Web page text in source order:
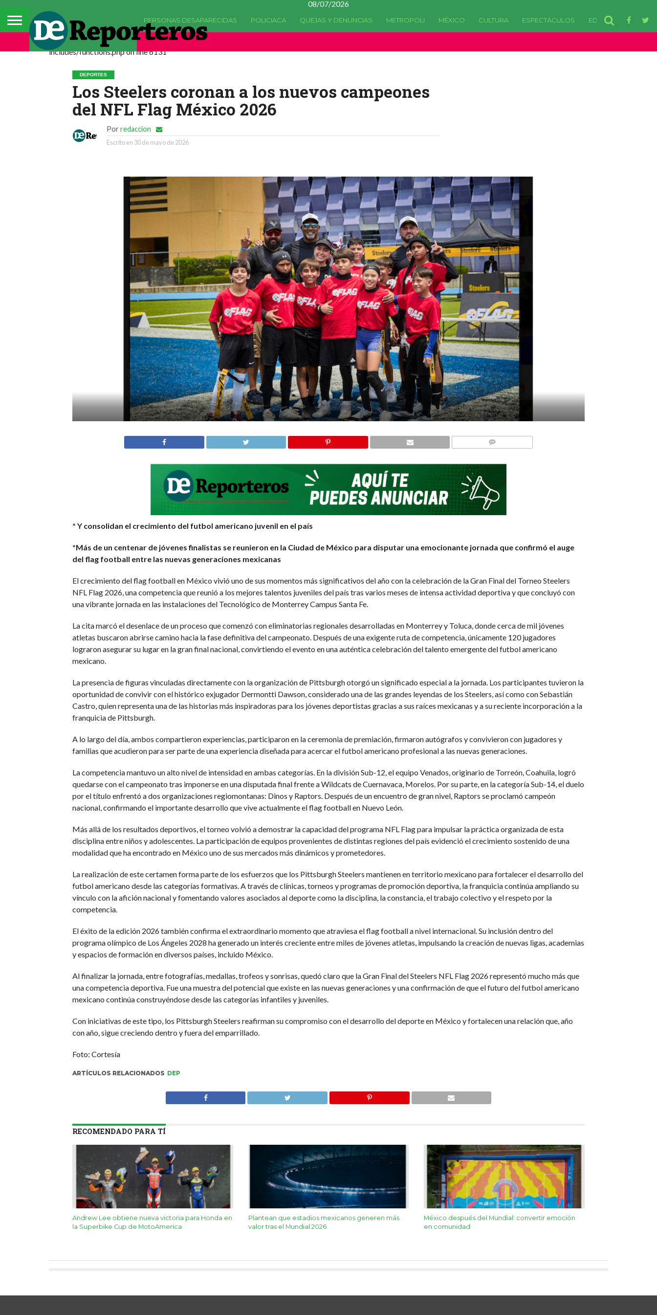
08/07/2026
PERSONAS DESAPARECIDAS POLICIACA QUEJAS Y DENUNCIAS METROPOLI MÉXICO CULTURA ESPECTÁCULOS EDOMEX
Deprecated: La función comments_popup_script ha quedado
includes/functions.php on line 6131
DEPORTES
Los Steelers coronan a los nuevos campeones
del NFL Flag México 2026
Por redaccion
Escrito en 30 de mayo de 2026
* Y consolidan el crecimiento del futbol americano juvenil en el país
*Más de un centenar de jóvenes finalistas se reunieron en la Ciudad de México para disputar una emocionante jornada que confirmó el auge
del flag football entre las nuevas generaciones mexicanas
El crecimiento del flag football en México vivió uno de sus momentos más significativos del año con la celebración de la Gran Final del Torneo Steelers
NFL Flag 2026, una competencia que reunió a los mejores talentos juveniles del país tras varios meses de intensa actividad deportiva y que concluyó con
una vibrante jornada en las instalaciones del Tecnológico de Monterrey Campus Santa Fe.
La cita marcó el desenlace de un proceso que comenzó con eliminatorias regionales desarrolladas en Monterrey y Toluca, donde cerca de mil jóvenes
atletas buscaron abrirse camino hacia la fase definitiva del campeonato. Después de una exigente ruta de competencia, únicamente 120 jugadores
lograron asegurar su lugar en la gran final nacional, convirtiendo el evento en una auténtica celebración del talento emergente del futbol americano
mexicano.
La presencia de figuras vinculadas directamente con la organización de Pittsburgh otorgó un significado especial a la jornada. Los participantes tuvieron la
oportunidad de convivir con el histórico exjugador Dermontti Dawson, considerado una de las grandes leyendas de los Steelers, así como con Sebastián
Castro, quien representa una de las historias más inspiradoras para los jóvenes deportistas gracias a sus raíces mexicanas y a su reciente incorporación a la
franquicia de Pittsburgh.
A lo largo del día, ambos compartieron experiencias, participaron en la ceremonia de premiación, firmaron autógrafos y convivieron con jugadores y
familias que acudieron para ser parte de una experiencia diseñada para acercar el futbol americano profesional a las nuevas generaciones.
La competencia mantuvo un alto nivel de intensidad en ambas categorías. En la división Sub-12, el equipo Venados, originario de Torreón, Coahuila, logró
quedarse con el campeonato tras imponerse en una disputada final frente a Wildcats de Cuernavaca, Morelos. Por su parte, en la categoría Sub-14, el duelo
por el título enfrentó a dos organizaciones regiomontanas: Dinos y Raptors. Después de un encuentro de gran nivel, Raptors se proclamó campeón
nacional, confirmando el importante desarrollo que vive actualmente el flag football en Nuevo León.
Más allá de los resultados deportivos, el torneo volvió a demostrar la capacidad del programa NFL Flag para impulsar la práctica organizada de esta
disciplina entre niños y adolescentes. La participación de equipos provenientes de distintas regiones del país evidenció el crecimiento sostenido de una
modalidad que ha encontrado en México uno de sus mercados más dinámicos y prometedores.
La realización de este certamen forma parte de los esfuerzos que los Pittsburgh Steelers mantienen en territorio mexicano para fortalecer el desarrollo del
futbol americano desde las categorías formativas. A través de clínicas, torneos y programas de promoción deportiva, la franquicia continúa ampliando su
vínculo con la afición nacional y fomentando valores asociados al deporte como la disciplina, la constancia, el trabajo colectivo y el respeto por la
competencia.
El éxito de la edición 2026 también confirma el extraordinario momento que atraviesa el flag football a nivel internacional. Su inclusión dentro del
programa olímpico de Los Ángeles 2028 ha generado un interés creciente entre miles de jóvenes atletas, impulsando la creación de nuevas ligas, academias
y espacios de formación en diversos países, incluido México.
Al finalizar la jornada, entre fotografías, medallas, trofeos y sonrisas, quedó claro que la Gran Final del Steelers NFL Flag 2026 representó mucho más que
una competencia deportiva. Fue una muestra del potencial que existe en las nuevas generaciones y una confirmación de que el futuro del futbol americano
mexicano continúa construyéndose desde las categorías infantiles y juveniles.
Con iniciativas de este tipo, los Pittsburgh Steelers reafirman su compromiso con el desarrollo del deporte en México y fortalecen una relación que, año
con año, sigue creciendo dentro y fuera del emparrillado.
Foto: Cortesía
ARTÍCULOS RELACIONADOS DEP
RECOMENDADO PARA TÍ
Andrew Lee obtiene nueva victoria para Honda en
la Superbike Cup de MotoAmerica
Plantean que estadios mexicanos generen más
valor tras el Mundial 2026
México después del Mundial: convertir emoción
en comunidad